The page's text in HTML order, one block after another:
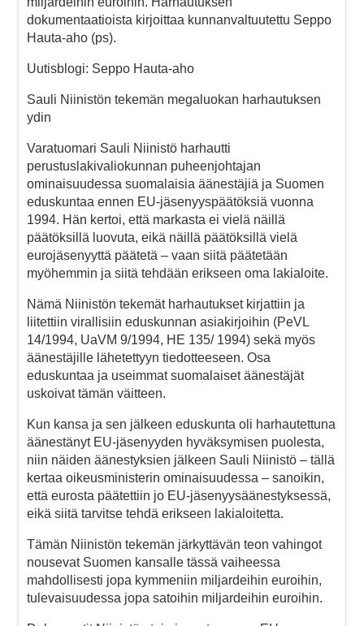
dokumentaatioista kirjoittaa kunnanvaltuutettu Seppo
Hauta-aho (ps).
Uutisblogi: Seppo Hauta-aho
Sauli Niinistön tekemän megaluokan harhautuksen
ydin
Varatuomari Sauli Niinistö harhautti
perustuslakivaliokunnan puheenjohtajan
ominaisuudessa suomalaisia äänestäjiä ja Suomen
eduskuntaa ennen EU-jäsenyyspäätöksiä vuonna
1994. Hän kertoi, että markasta ei vielä näillä
päätöksillä luovuta, eikä näillä päätöksillä vielä
eurojäsenyyttä päätetä – vaan siitä päätetään
myöhemmin ja siitä tehdään erikseen oma lakialoite.
Nämä Niinistön tekemät harhautukset kirjattiin ja
liitettiin virallisiin eduskunnan asiakirjoihin (PeVL
14/1994, UaVM 9/1994, HE 135/ 1994) sekä myös
äänestäjille lähetettyyn tiedotteeseen. Osa
eduskuntaa ja useimmat suomalaiset äänestäjät
uskoivat tämän väitteen.
Kun kansa ja sen jälkeen eduskunta oli harhautettuna
äänestänyt EU-jäsenyyden hyväksymisen puolesta,
niin näiden äänestyksien jälkeen Sauli Niinistö – tällä
kertaa oikeusministerin ominaisuudessa – sanoikin,
että eurosta päätettiin jo EU-jäsenyysäänestyksessä,
eikä siitä tarvitse tehdä erikseen lakialoitetta.
Tämän Niinistön tekemän järkyttävän teon vahingot
nousevat Suomen kansalle tässä vaiheessa
mahdollisesti jopa kymmeniin miljardeihin euroihin,
tulevaisuudessa jopa satoihin miljardeihin euroihin.